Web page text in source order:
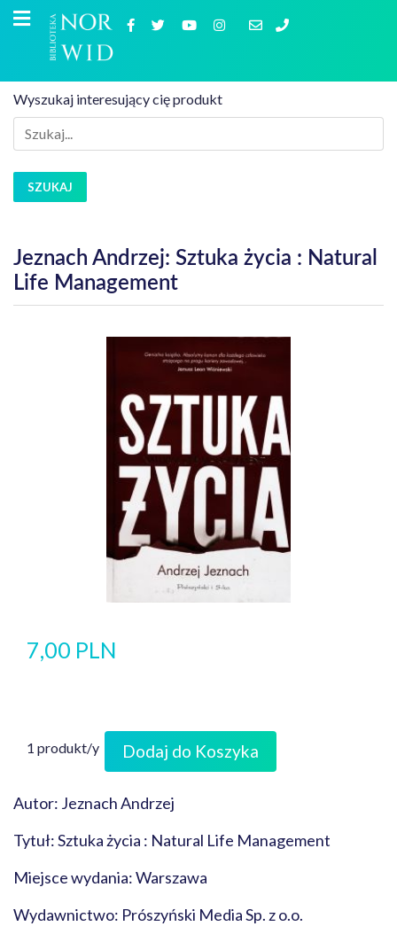
Wyszukaj interesujący cię produkt
SZUKAJ
Jeznach Andrzej: Sztuka życia : Natural
Life Management
7,00 PLN
1 produkt/y Dodaj do Koszyka
Autor: Jeznach Andrzej
Tytuł: Sztuka życia : Natural Life Management
Miejsce wydania: Warszawa
Wydawnictwo: Prószyński Media Sp. z o.o.